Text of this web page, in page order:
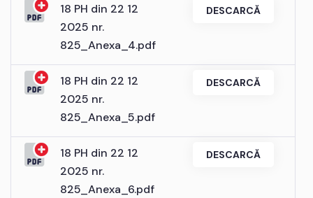
18 PH din 22 12
2025 nr.
825_Anexa_4.pdf
DESCARCĂ
18 PH din 22 12
2025 nr.
825_Anexa_5.pdf
DESCARCĂ
18 PH din 22 12
2025 nr.
825_Anexa_6.pdf
DESCARCĂ